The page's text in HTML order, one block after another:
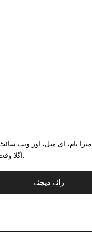
میرا نام، ای میل، اور ویب